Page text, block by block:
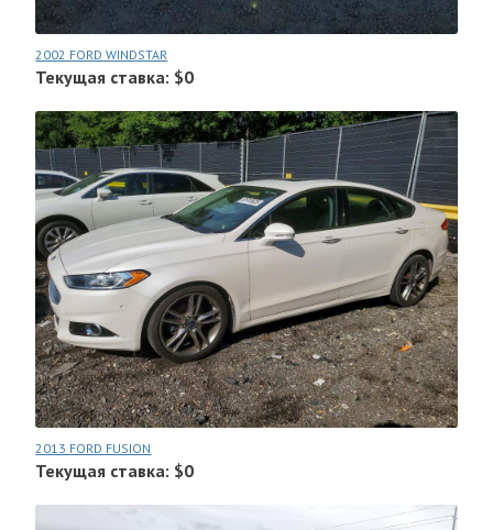
2002 FORD WINDSTAR
Текущая ставка: $0
2013 FORD FUSION
Текущая ставка: $0